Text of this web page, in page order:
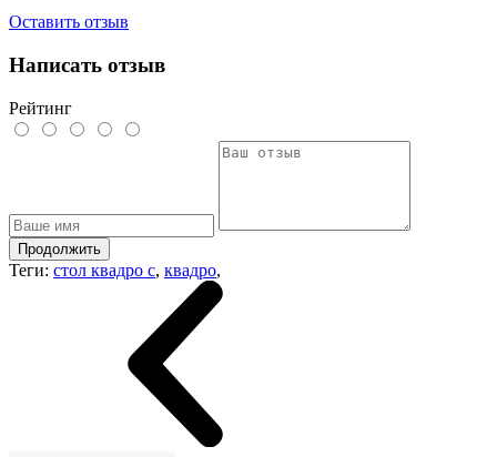
Оставить отзыв
Написать отзыв
Рейтинг
Продолжить
Теги: стол квадро с, квадро,